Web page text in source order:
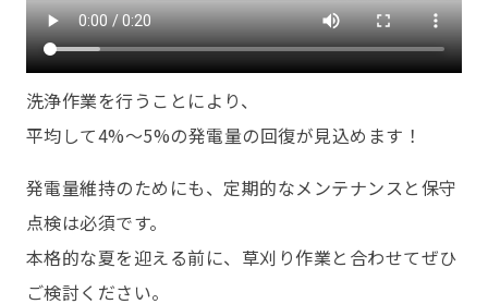
洗浄作業を行うことにより、
平均して4%〜5%の発電量の回復が見込めます！
発電量維持のためにも、定期的なメンテナンスと保守
点検は必須です。
本格的な夏を迎える前に、草刈り作業と合わせてぜひ
ご検討ください。